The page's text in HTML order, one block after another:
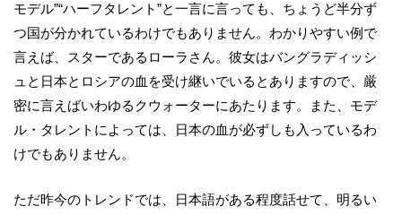
モデル”“ハーフタレント”と一言に言っても、ちょうど半分ず
つ国が分かれているわけでもありません。わかりやすい例で
言えば、スターであるローラさん。彼女はバングラディッシ
ュと日本とロシアの血を受け継いでいるとありますので、厳
密に言えばいわゆるクウォーターにあたります。また、モデ
ル・タレントによっては、日本の血が必ずしも入っているわ
けでもありません。
ただ昨今のトレンドでは、日本語がある程度話せて、明るい